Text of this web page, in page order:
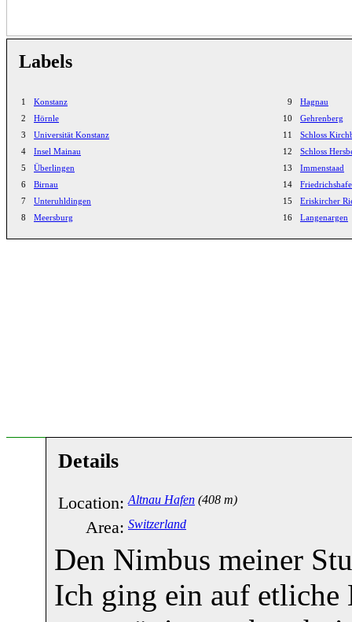
Labels
1
Konstanz
2
Hörnle
3
Universität Konstanz
4
Insel Mainau
5
Überlingen
6
Birnau
7
Unteruhldingen
8
Meersburg
9
Hagnau
10
Gehrenberg
11
Schloss
12
Schloss
13
Immenstaad
14
15
Eriskircher
16
Langenargen
Details
Location: Altnau Hafen (408 m)
Area: Switzerland
Den Nimbus meiner
Ich ging ein auf etliche